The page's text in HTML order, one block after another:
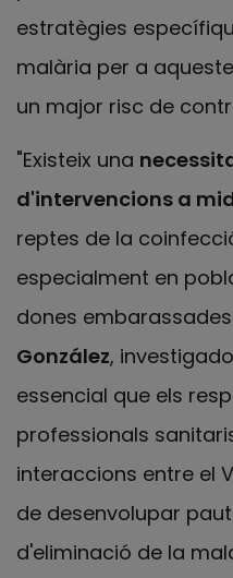
estratègies
malària per a
un major risc de
"Existeix una
d'intervencions a
reptes de la
especialment en
dones
González,
essencial que els
professionals
interaccions entre el
de desenvolupar
d'eliminació de la